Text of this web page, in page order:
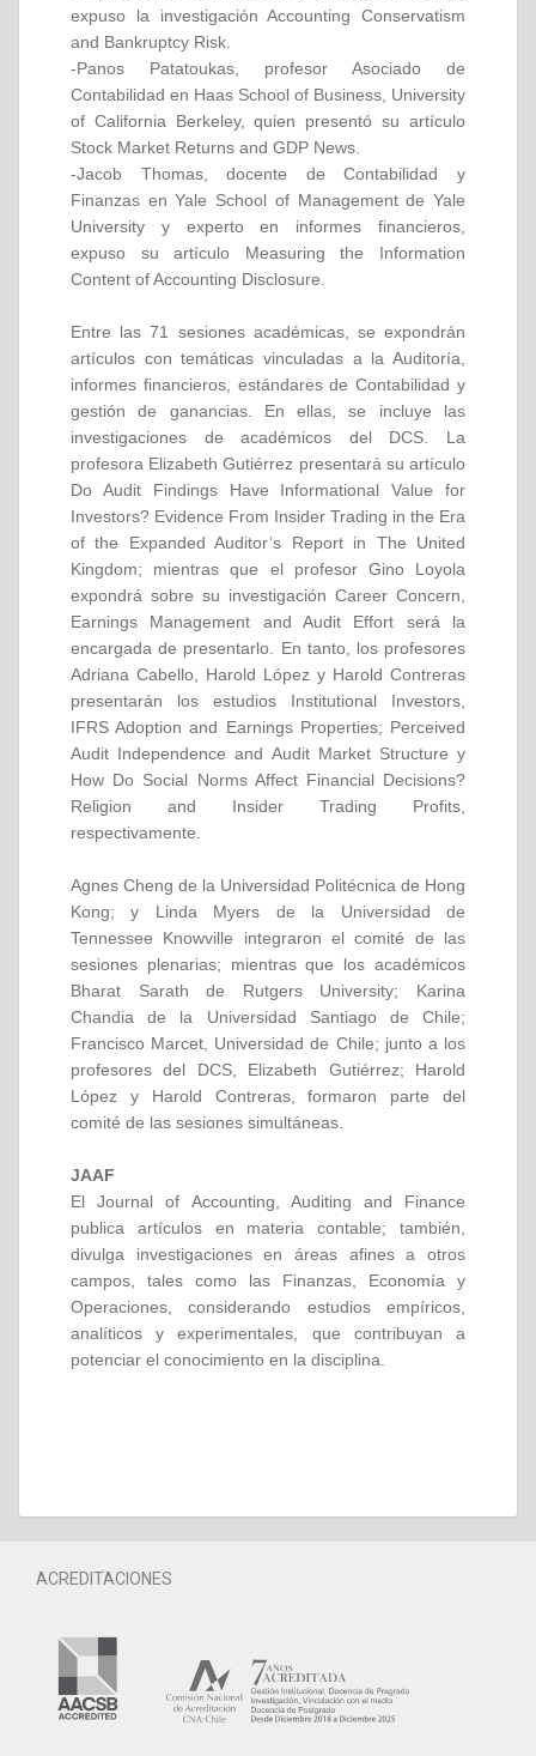
expuso la investigación Accounting Conservatism
and Bankruptcy Risk.
-Panos Patatoukas, profesor Asociado de
Contabilidad en Haas School of Business, University
of California Berkeley, quien presentó su artículo
Stock Market Returns and GDP News.
-Jacob Thomas, docente de Contabilidad y
Finanzas en Yale School of Management de Yale
University y experto en informes financieros,
expuso su artículo Measuring the Information
Content of Accounting Disclosure.
Entre las 71 sesiones académicas, se expondrán
artículos con temáticas vinculadas a la Auditoría,
informes financieros, estándares de Contabilidad y
gestión de ganancias. En ellas, se incluye las
investigaciones de académicos del DCS. La
profesora Elizabeth Gutiérrez presentará su artículo
Do Audit Findings Have Informational Value for
Investors? Evidence From Insider Trading in the Era
of the Expanded Auditor’s Report in The United
Kingdom; mientras que el profesor Gino Loyola
expondrá sobre su investigación Career Concern,
Earnings Management and Audit Effort será la
encargada de presentarlo. En tanto, los profesores
Adriana Cabello, Harold López y Harold Contreras
presentarán los estudios Institutional Investors,
IFRS Adoption and Earnings Properties; Perceived
Audit Independence and Audit Market Structure y
How Do Social Norms Affect Financial Decisions?
Religion and Insider Trading Profits,
respectivamente.
Agnes Cheng de la Universidad Politécnica de Hong
Kong; y Linda Myers de la Universidad de
Tennessee Knowville integraron el comité de las
sesiones plenarias; mientras que los académicos
Bharat Sarath de Rutgers University; Karina
Chandia de la Universidad Santiago de Chile;
Francisco Marcet, Universidad de Chile; junto a los
profesores del DCS, Elizabeth Gutiérrez; Harold
López y Harold Contreras, formaron parte del
comité de las sesiones simultáneas.
JAAF
El Journal of Accounting, Auditing and Finance
publica artículos en materia contable; también,
divulga investigaciones en áreas afines a otros
campos, tales como las Finanzas, Economía y
Operaciones, considerando estudios empíricos,
analíticos y experimentales, que contribuyan a
potenciar el conocimiento en la disciplina.
ACREDITACIONES